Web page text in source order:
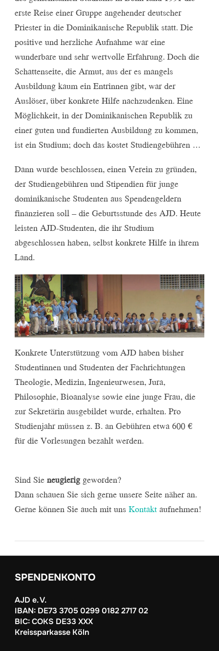
erste Reise einer Gruppe angehender deutscher
Priester in die Dominikanische Republik statt. Die
positive und herzliche Aufnahme war eine
wunderbare und sehr wertvolle Erfahrung. Doch die
Schattenseite, die Armut, aus der es mangels
Ausbildung kaum ein Entrinnen gibt, war der
Auslöser, über konkrete Hilfe nachzudenken. Eine
Möglichkeit, in der Dominikanischen Republik zu
einer guten und fundierten Ausbildung zu kommen,
ist ein Studium; doch das kostet Studiengebühren …
Dann wurde beschlossen, einen Verein zu gründen,
der Studiengebühren und Stipendien für junge
dominikanische Studenten aus Spendengeldern
finanzieren soll – die Geburtsstunde des AJD. Heute
leisten AJD-Studenten, die ihr Studium
abgeschlossen haben, selbst konkrete Hilfe in ihrem
Land.
Konkrete Unterstützung vom AJD haben bisher
Studentinnen und Studenten der Fachrichtungen
Theologie, Medizin, Ingenieurwesen, Jura,
Philosophie, Bioanalyse sowie eine junge Frau, die
zur Sekretärin ausgebildet wurde, erhalten. Pro
Studienjahr müssen z. B. an Gebühren etwa 600 €
für die Vorlesungen bezahlt werden.
Sind Sieneugierig geworden?
Dann schauen Sie sich gerne unsere Seite näher an.
Gerne können Sie auch mit uns Kontaktaufnehmen!
SPENDENKONTO
AJD e. V.
IBAN: DE73 3705 0299 0182 2717 02
BIC: COKS DE33 XXX
Kreissparkasse Köln